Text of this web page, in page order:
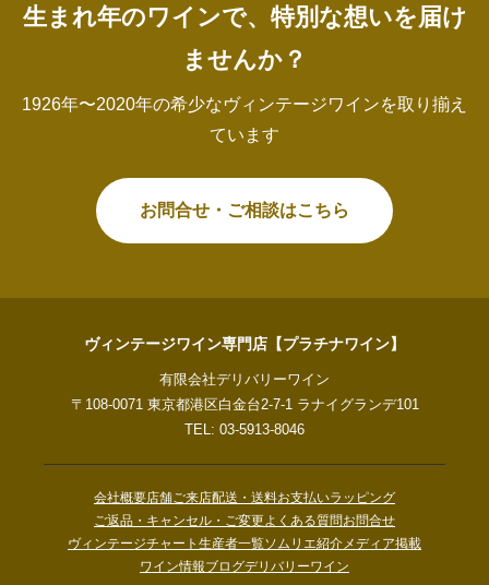
生まれ年のワインで、特別な想いを届け
ませんか？
1926年〜2020年の希少なヴィンテージワインを取り揃え
ています
お問合せ・ご相談はこちら
ヴィンテージワイン専門店【プラチナワイン】
有限会社デリバリーワイン
〒108-0071 東京都港区白金台2-7-1 ラナイグランデ101
TEL: 03-5913-8046
会社概要店舗ご来店配送・送料お支払いラッピング
ご返品・キャンセル・ご変更よくある質問お問合せ
ヴィンテージチャート 生産者一覧ソムリエ紹介メディア掲載
ワイン情報ブログデリバリーワイン